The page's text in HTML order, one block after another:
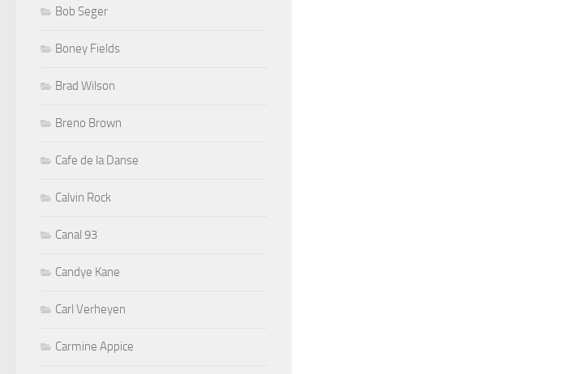
Bob Seger
Boney Fields
Brad Wilson
Breno Brown
Cafe de la Danse
Calvin Rock
Canal 93
Candye Kane
Carl Verheyen
Carmine Appice